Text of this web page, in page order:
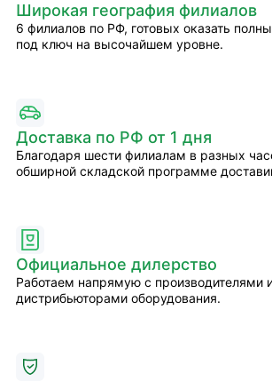
Широкая география филиалов
6 филиалов по РФ, готовых оказать
под ключ на высочайшем уровне.
Доставка по РФ от 1 дня
Благодаря шести филиалам в разных
обширной складской программе
Официальное дилерство
Работаем напрямую с производителями
дистрибьюторами оборудования.